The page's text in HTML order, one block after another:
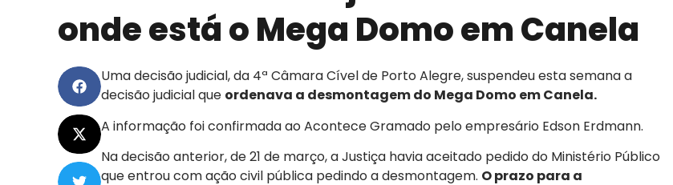
onde está o Mega Domo em Canela
Uma decisão judicial, da 4ª Câmara Cível de Porto Alegre, suspendeu esta semana a
decisão judicial que ordenava a desmontagem do Mega Domo em Canela.
A informação foi confirmada ao Acontece Gramado pelo empresário Edson Erdmann.
Na decisão anterior, de 21 de março, a Justiça havia aceitado pedido do Ministério Público
que entrou com ação civil pública pedindo a desmontagem. O prazo para a